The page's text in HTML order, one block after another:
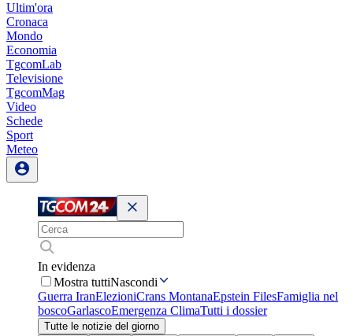
Ultim'ora
Cronaca
Mondo
Economia
TgcomLab
Televisione
TgcomMag
Video
Schede
Sport
Meteo
In evidenza
Mostra tuttiNascondi
Guerra IranElezioniCrans MontanaEpstein FilesFamiglia nel
boscoGarlascoEmergenza ClimaTutti i dossier
Tutte le notizie del giorno